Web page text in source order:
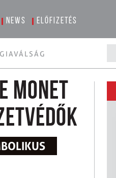
News Előfizetés
Monet